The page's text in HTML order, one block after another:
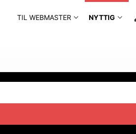
TIL WEBMASTER NYTTIG